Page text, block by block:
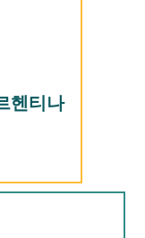
헨티나